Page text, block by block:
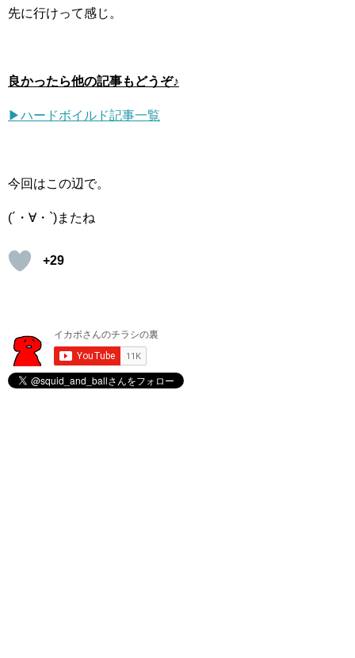
先に行けって感じ。
良かったら他の記事もどうぞ♪
▶ハードボイルド記事一覧
今回はこの辺で。
(´・∀・`)またね
+29